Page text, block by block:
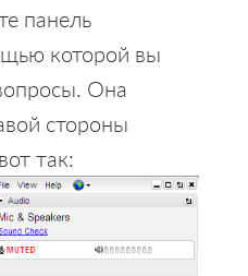
панель
которой вы
Она
стороны
так: